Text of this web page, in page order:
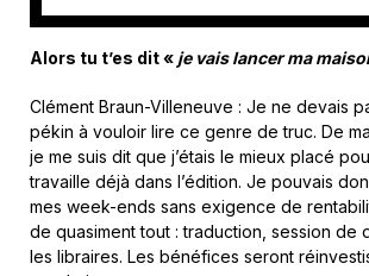
Alors tu t’es dit « je vais lancer ma
Clément Braun-Villeneuve : Je ne devais
pékin à vouloir lire ce genre de truc. De
je me suis dit que j’étais le mieux placé
travaille déjà dans l’édition. Je pouvais
mes week-ends sans exigence de
de quasiment tout : traduction, session de
les libraires. Les bénéfices seront